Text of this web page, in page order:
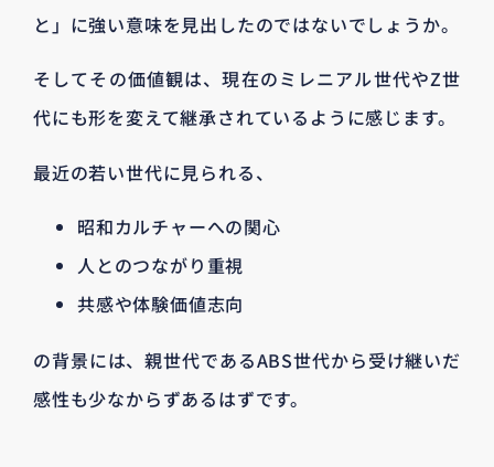
と」に強い意味を見出したのではないでしょうか。
そしてその価値観は、現在のミレニアル世代やZ世
代にも形を変えて継承されているように感じます。
最近の若い世代に見られる、
昭和カルチャーへの関心
人とのつながり重視
共感や体験価値志向
の背景には、親世代であるABS世代から受け継いだ
感性も少なからずあるはずです。